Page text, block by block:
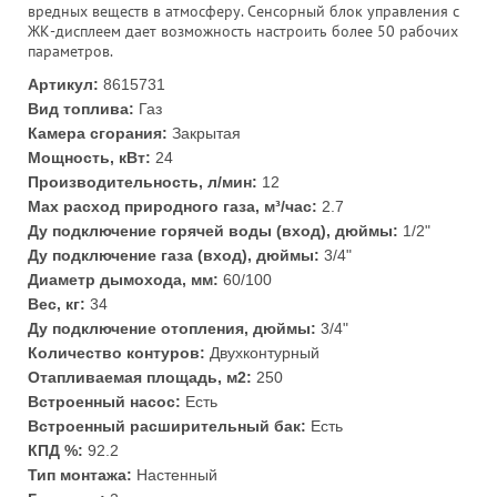
вредных веществ в атмосферу. Сенсорный блок управления с
ЖК-дисплеем дает возможность настроить более 50 рабочих
параметров.
Артикул: 8615731
Вид топлива: Газ
Камера сгорания: Закрытая
Мощность, кВт: 24
Производительность, л/мин: 12
Max расход природного газа, м³/час: 2.7
Ду подключение горячей воды (вход), дюймы: 1/2"
Ду подключение газа (вход), дюймы: 3/4"
Диаметр дымохода, мм: 60/100
Вес, кг: 34
Ду подключение отопления, дюймы: 3/4"
Количество контуров: Двухконтурный
Отапливаемая площадь, м2: 250
Встроенный насос: Есть
Встроенный расширительный бак: Есть
КПД %: 92.2
Тип монтажа: Настенный